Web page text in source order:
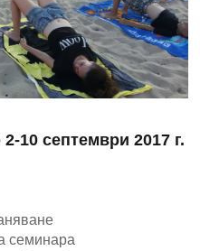
10 септември 2017 г.
семинара